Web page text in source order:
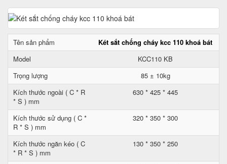
Tên sản phẩm
Két sắt chống cháy kcc 110 khoá bát
Model
KCC110 KB
Trọng lượng
85 ± 10kg
Kích thước ngoài ( C * R
* S ) mm
630 * 425 * 445
Kích thước sử dụng ( C *
R * S ) mm
320 * 350 * 300
Kích thước ngăn kéo ( C
* R * S ) mm
130 * 350 * 250